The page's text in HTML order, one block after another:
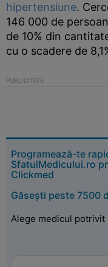
hipertensiune.
146 000 de
de 10% din
cu o scadere de
Programează-te
SfatulMedicului.ro
Clickmed
Găsești peste 7500
Alege medicul potrivit